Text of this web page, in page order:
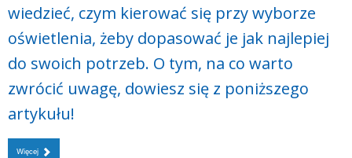
wiedzieć, czym kierować się przy wyborze
oświetlenia, żeby dopasować je jak najlepiej
do swoich potrzeb. O tym, na co warto
zwrócić uwagę, dowiesz się z poniższego
artykułu!
Więcej